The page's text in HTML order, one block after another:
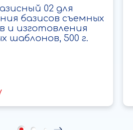
02 для
базисов съемных
и изготовления
шаблонов, 500 г.